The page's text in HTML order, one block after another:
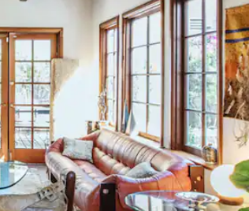
le haut et vers le bas, ou en appuyant